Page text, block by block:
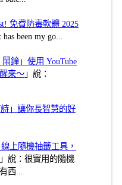
免費防毒軟體 2025
been my go...
鬧鐘」使用 YouTube
來～ 」說：
詩」讓你長智慧的好
上隨機抽籤工具，
」說：很實用的隨機
西...